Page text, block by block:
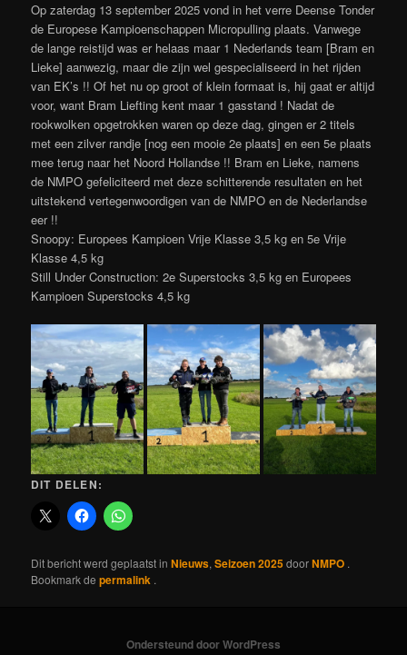
Op zaterdag 13 september 2025 vond in het verre Deense Tonder
de Europese Kampioenschappen Micropulling plaats. Vanwege
de lange reistijd was er helaas maar 1 Nederlands team [Bram en
Lieke] aanwezig, maar die zijn wel gespecialiseerd in het rijden
van EK’s !! Of het nu op groot of klein formaat is, hij gaat er altijd
voor, want Bram Liefting kent maar 1 gasstand ! Nadat de
rookwolken opgetrokken waren op deze dag, gingen er 2 titels
met een zilver randje [nog een mooie 2e plaats] en een 5e plaats
mee terug naar het Noord Hollandse !! Bram en Lieke, namens
de NMPO gefeliciteerd met deze schitterende resultaten en het
uitstekend vertegenwoordigen van de NMPO en de Nederlandse
eer !!
Snoopy: Europees Kampioen Vrije Klasse 3,5 kg en 5e Vrije
Klasse 4,5 kg
Still Under Construction: 2e Superstocks 3,5 kg en Europees
Kampioen Superstocks 4,5 kg
DIT DELEN:
Dit bericht werd geplaatst inNieuws,Seizoen 2025doorNMPO .
Bookmark depermalink .
Ondersteund door WordPress